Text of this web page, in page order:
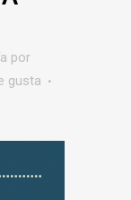
por
gusta